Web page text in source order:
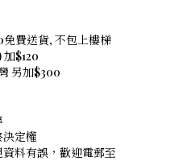
費送貨, 不包上樓梯
加$120
另加$300
決定權
資料有誤，歡迎電郵至